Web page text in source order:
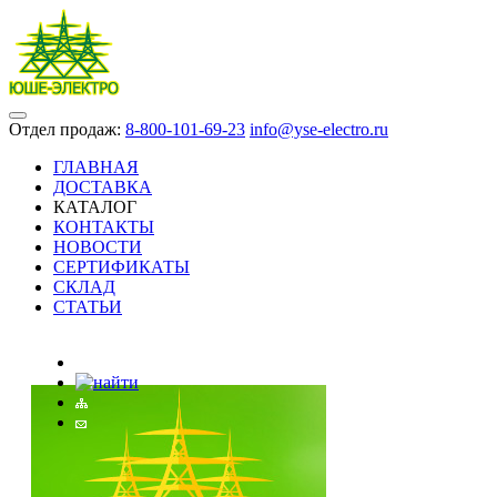
Отдел продаж: 8-800-101-69-23 info@yse-electro.ru
ГЛАВНАЯ
ДОСТАВКА
КАТАЛОГ
КОНТАКТЫ
НОВОСТИ
СЕРТИФИКАТЫ
СКЛАД
СТАТЬИ